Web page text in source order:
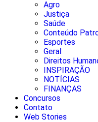
Agro
Justiça
Saúde
Conteúdo
Esportes
Geral
Direitos
INSPIRAÇÃO
NOTÍCIAS
FINANÇAS
Concursos
Contato
Web Stories